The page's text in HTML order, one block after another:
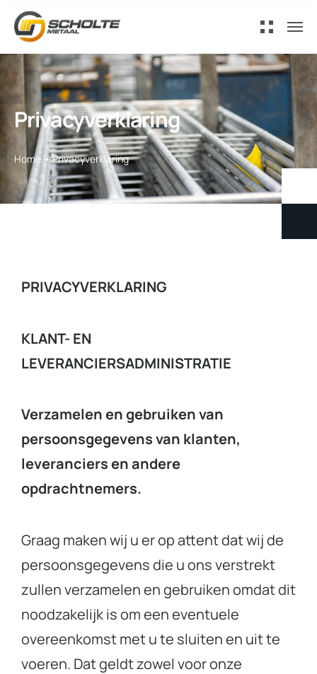
Privacyverklaring
Home Privacyverklaring
PRIVACYVERKLARING
KLANT- EN
LEVERANCIERSADMINISTRATIE
Verzamelen en gebruiken van
persoonsgegevens van klanten,
leveranciers en andere
opdrachtnemers.
Graag maken wij u er op attent dat wij de
persoonsgegevens die u ons verstrekt
zullen verzamelen en gebruiken omdat dit
noodzakelijk is om een eventuele
overeenkomst met u te sluiten en uit te
voeren. Dat geldt zowel voor onze